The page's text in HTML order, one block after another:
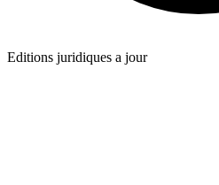
Editions juridiques a jour